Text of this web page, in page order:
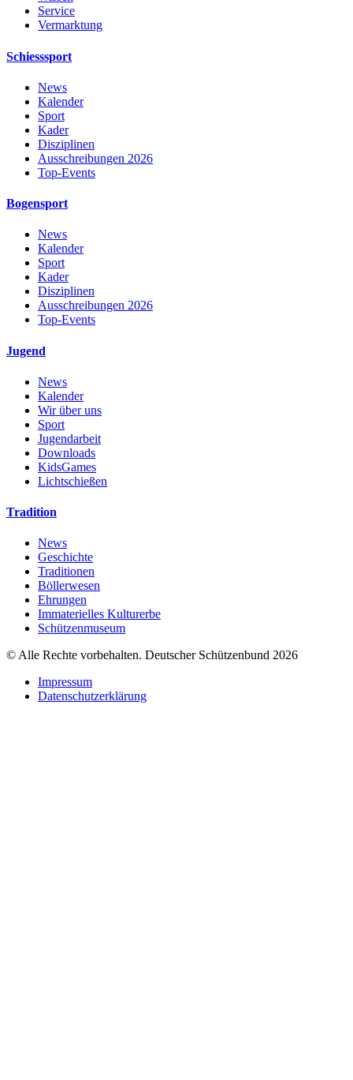
Service
Vermarktung
Schiesssport
News
Kalender
Sport
Kader
Disziplinen
Ausschreibungen 2026
Top-Events
Bogensport
News
Kalender
Sport
Kader
Disziplinen
Ausschreibungen 2026
Top-Events
Jugend
News
Kalender
Wir über uns
Sport
Jugendarbeit
Downloads
KidsGames
Lichtschießen
Tradition
News
Geschichte
Traditionen
Böllerwesen
Ehrungen
Immaterielles Kulturerbe
Schützenmuseum
© Alle Rechte vorbehalten. Deutscher Schützenbund 2026
Impressum
Datenschutzerklärung